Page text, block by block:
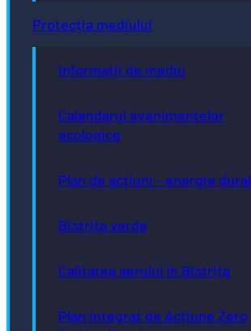
Protecția mediului
Informații de mediu
Calendarul evenimentelor
ecologice
Plan de acțiuni - energie
Bistrița verde
Calitatea aerului în Bistrița
Plan Integrat de Acțiune Zero